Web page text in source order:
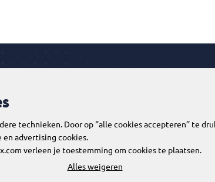
Nom.
IEC62722-2-1
Materiaal behuizing
Architecten en adviseurs
Opdrachtgevers
Product Series
technieken. Door op ‘’alle cookies accepteren’’ te
advertising cookies.
verleen je toestemming om cookies te plaatsen.
Alles weigeren